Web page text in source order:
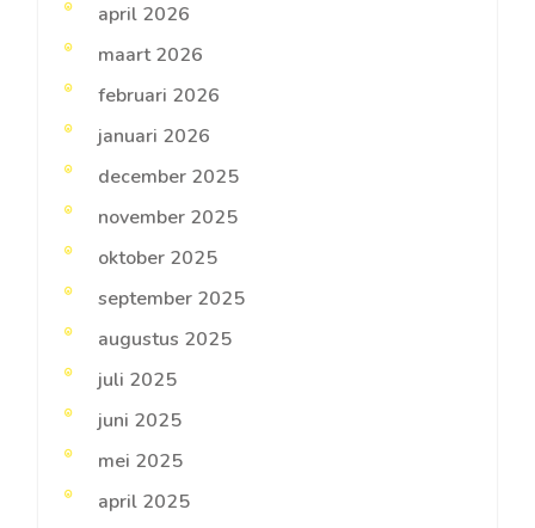
april 2026
maart 2026
februari 2026
januari 2026
december 2025
november 2025
oktober 2025
september 2025
augustus 2025
juli 2025
juni 2025
mei 2025
april 2025